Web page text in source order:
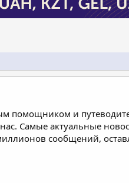
помощником и
Самые актуальные
сообщений,